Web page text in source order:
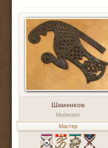
Шаменков
Moderator
Мастер